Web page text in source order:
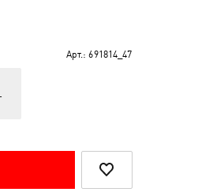
Арт.: 691814_47